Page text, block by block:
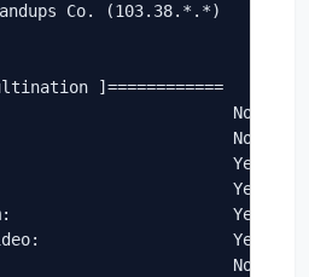
Co. (103.38.*.*)
]============
No
No
Yes
Yes
Yes
Video:                    Yes
No